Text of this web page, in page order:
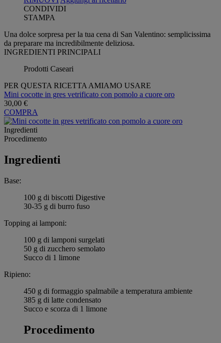
CONDIVIDI
STAMPA
Una dolce sorpresa per la tua cena di San Valentino: semplicissima
da preparare ma incredibilmente deliziosa.
INGREDIENTI PRINCIPALI
Prodotti Caseari
PER QUESTA RICETTA AMIAMO USARE
Mini cocotte in gres vetrificato con pomolo a cuore oro
30,00 €
COMPRA
Ingredienti
Procedimento
Ingredienti
Base:
100 g di biscotti Digestive
30-35 g di burro fuso
Topping ai lamponi:
100 g di lamponi surgelati
50 g di zucchero semolato
Succo di 1 limone
Ripieno:
450 g di formaggio spalmabile a temperatura ambiente
385 g di latte condensato
Succo e scorza di 1 limone
Procedimento